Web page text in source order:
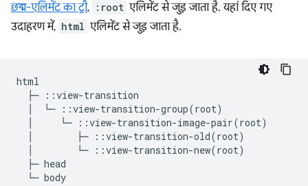
छद्म-एलिमेंट का ट्री, :root एलिमेंट से जुड़ जाता है. यहां दिए गए
उदाहरण में, html एलिमेंट से जुड़ जाता है.
html
  ├─ ::view-transition
  │  └─ ::view-transition-group(root)
  │     └─ ::view-transition-image-pair(root)
  │        ├─ ::view-transition-old(root)
  │        └─ ::view-transition-new(root)
  ├─ head
  └─ body